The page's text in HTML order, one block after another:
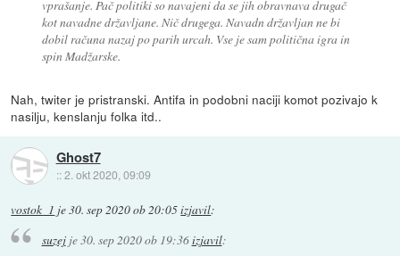
vprašanje. Pač politiki so navajeni da se jih obravnava drugač
kot navadne državljane. Nič drugega. Navadn državljan ne bi
dobil računa nazaj po parih urcah. Vse je sam politična igra in
spin Madžarske.
Nah, twiter je pristranski. Antifa in podobni naciji komot pozivajo k
nasilju, kenslanju folka itd..
Ghost7
::2. okt 2020, 09:09
vostok_1 je30. sep 2020 ob 20:05izjavil:
suzejje30. sep 2020 ob 19:36izjavil: